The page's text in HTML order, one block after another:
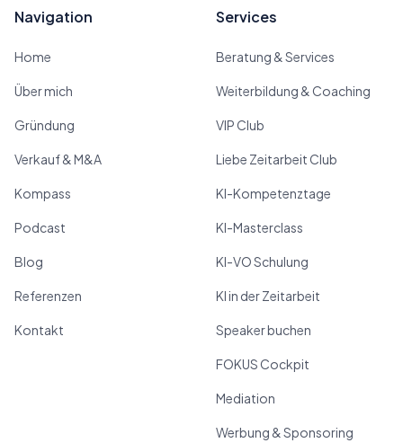
Navigation
Home
Über mich
Gründung
Verkauf & M&A
Kompass
Podcast
Blog
Referenzen
Kontakt
Services
Beratung & Services
Weiterbildung & Coaching
VIP Club
Liebe Zeitarbeit Club
KI-Kompetenztage
KI-Masterclass
KI-VO Schulung
KI in der Zeitarbeit
Speaker buchen
FOKUS Cockpit
Mediation
Werbung & Sponsoring